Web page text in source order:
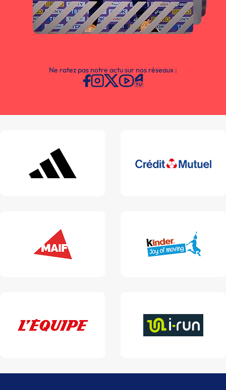
Ne ratez pas notre actu sur nos réseaux :